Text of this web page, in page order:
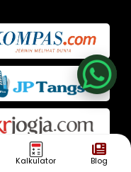
Kalkulator Blog